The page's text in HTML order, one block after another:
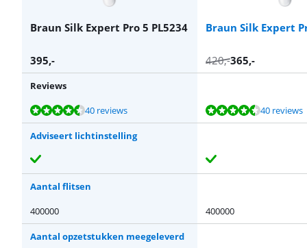
Braun Silk Expert Pro 5 PL5234 Braun Silk Expert
395,- 420,-365,-
Reviews
Beoordeling is 9,3 van de 10, gebaseerd op 40 reviews.
40 reviews
Beoordeling is 9,3 van de 10, gebaseerd op 40 reviews. 40 reviews
Beoordeling is 9,1 van de 10, gebaseerd op 90 reviews.
Beoordeling is 9,1 van de 10, gebaseerd op 90 reviews.
Beoordeling is 9,3 van de 10, gebaseerd op 40 reviews.
Adviseert lichtinstelling
Aantal flitsen
400000
400000
Aantal opzetstukken meegeleverd